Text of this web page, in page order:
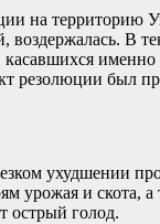
на
В
резолюции был
ухудшении
урожая и
острый голод.